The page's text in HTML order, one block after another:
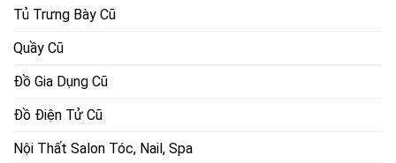
Tủ Trưng Bày Cũ
Quầy Cũ
Đồ Gia Dụng Cũ
Đồ Điện Tử Cũ
Nội Thất Salon Tóc, Nail, Spa